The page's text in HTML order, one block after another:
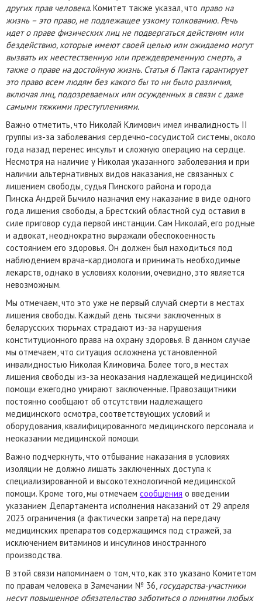
других прав человека. Комитет также указал, что право на
жизнь – это право, не подлежащее узкому толкованию. Речь
идет о праве физических лиц не подвергаться действиям или
бездействию, которые имеют своей целью или ожидаемо могут
вызвать их неестественную или преждевременную смерть, а
также о праве на достойную жизнь. Статья 6 Пакта гарантирует
это право всем людям без какого бы то ни было различия,
включая лиц, подозреваемых или осужденных в связи с даже
самыми тяжкими преступлениями.
Важно отметить, что Николай Климович имел инвалидность II
группы из-за заболевания сердечно-сосудистой системы, около
года назад перенес инсульт и сложную операцию на сердце.
Несмотря на наличие у Николая указанного заболевания и при
наличии альтернативных видов наказания, не связанных с
лишением свободы, судья Пинского района и города
Пинска Андрей Бычило назначил ему наказание в виде одного
года лишения свободы, а Брестский областной суд оставил в
силе приговор суда первой инстанции. Сам Николай, его родные
и адвокат, неоднократно выражали обеспокоенность
состоянием его здоровья. Он должен был находиться под
наблюдением врача-кардиолога и принимать необходимые
лекарств, однако в условиях колонии, очевидно, это является
невозможным.
Мы отмечаем, что это уже не первый случай смерти в местах
лишения свободы. Каждый день тысячи заключенных в
беларусских тюрьмах страдают из-за нарушения
конституционного права на охрану здоровья. В данном случае
мы отмечаем, что ситуация осложнена установленной
инвалидностью Николая Климовича. Более того, в местах
лишения свободы из-за неоказания надлежащей медицинской
помощи ежегодно умирают заключенные. Правозащитники
постоянно сообщают об отсутствии надлежащего
медицинского осмотра, соответствующих условий и
оборудования, квалифицированного медицинского персонала и
неоказании медицинской помощи.
Важно подчеркнуть, что отбывание наказания в условиях
изоляции не должно лишать заключенных доступа к
специализированной и высокотехнологичной медицинской
помощи. Кроме того, мы отмечаем сообщения о введении
указанием Департамента исполнения наказаний от 29 апреля
2023 ограничения (а фактически запрета) на передачу
медицинских препаратов содержащимся под стражей, за
исключением витаминов и инсулинов иностранного
производства.
В этой связи напоминаем о том, что, как это указано Комитетом
по правам человека в Замечании № 36, государства-участники
несут повышенное обязательство заботиться о принятии любых